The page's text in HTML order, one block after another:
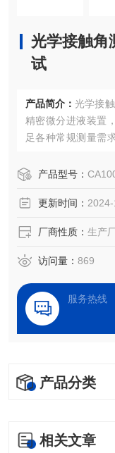
光学接触角
试
产品简介： 光学接
精密微分进液装置
足各种常规测量需
产品型号：
更新时间：
厂商性质： 生产
访问量： 869
服务热线
产品分类
相关文章